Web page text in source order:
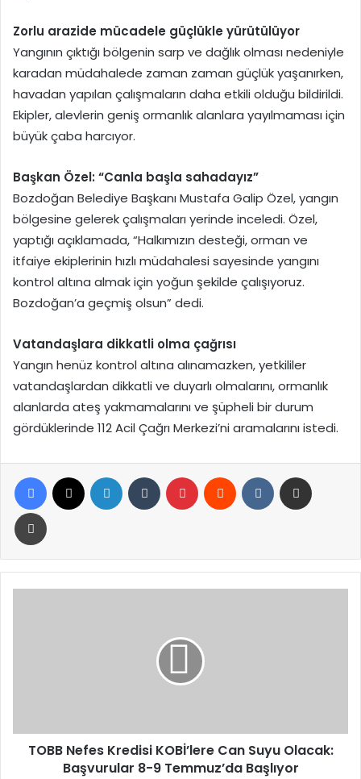
Zorlu arazide mücadele güçlükle yürütülüyor
Yangının çıktığı bölgenin sarp ve dağlık olması nedeniyle
karadan müdahalede zaman zaman güçlük yaşanırken,
havadan yapılan çalışmaların daha etkili olduğu bildirildi.
Ekipler, alevlerin geniş ormanlık alanlara yayılmaması için
büyük çaba harcıyor.
Başkan Özel: “Canla başla sahadayız”
Bozdoğan Belediye Başkanı Mustafa Galip Özel, yangın
bölgesine gelerek çalışmaları yerinde inceledi. Özel,
yaptığı açıklamada, “Halkımızın desteği, orman ve
itfaiye ekiplerinin hızlı müdahalesi sayesinde yangını
kontrol altına almak için yoğun şekilde çalışıyoruz.
Bozdoğan’a geçmiş olsun” dedi.
Vatandaşlara dikkatli olma çağrısı
Yangın henüz kontrol altına alınamazken, yetkililer
vatandaşlardan dikkatli ve duyarlı olmalarını, ormanlık
alanlarda ateş yakmamalarını ve şüpheli bir durum
gördüklerinde 112 Acil Çağrı Merkezi’ni aramalarını istedi.
Facebook LinkedIn Tumblr Pinterest Reddit VKontakte
Yazdır
8-
Temmuz’da
TOBB Nefes Kredisi KOBİ’lere Can Suyu Olacak:
Başvurular 8-9 Temmuz’da Başlıyor